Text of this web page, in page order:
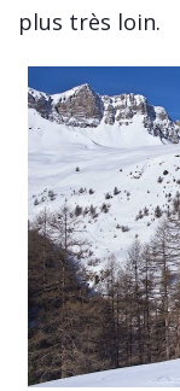
plus très loin.